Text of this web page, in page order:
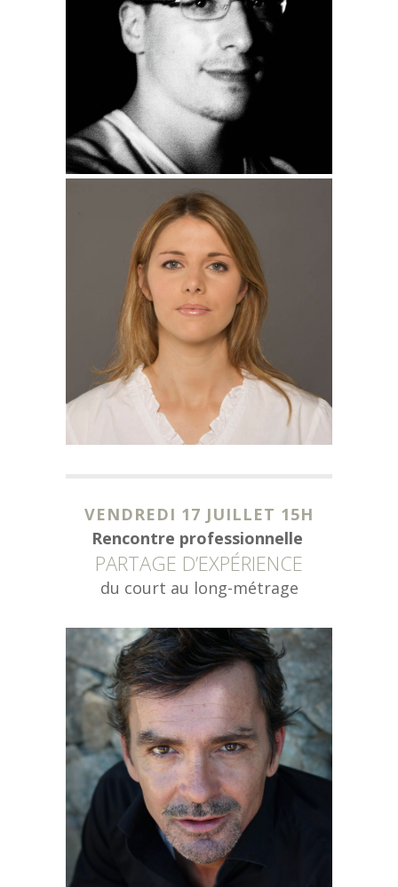
VENDREDI 17 JUILLET 15H
Rencontre professionnelle
PARTAGE D’EXPÉRIENCE
du court au long-métrage